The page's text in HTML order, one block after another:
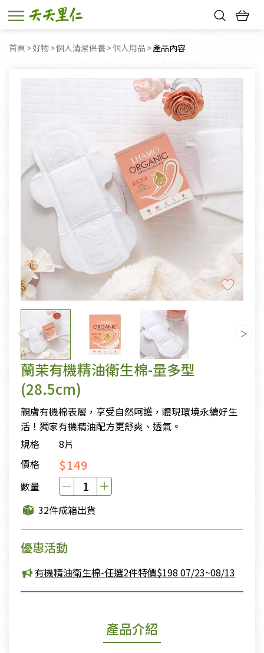
首頁 好物 個人清潔保養 個人用品 目前頁面：
產品內容
蘭茉有機精油衛生棉-量多型
(28.5cm)
親膚有機棉表層，享受自然呵護，體現環境永續好生
活！獨家有機精油配方更舒爽、透氣。
規格
8片
價格
$149
數量
32件成箱出貨
優惠活動
有機精油衛生棉-任選2件特價$198 07/23~08/13
產品介紹